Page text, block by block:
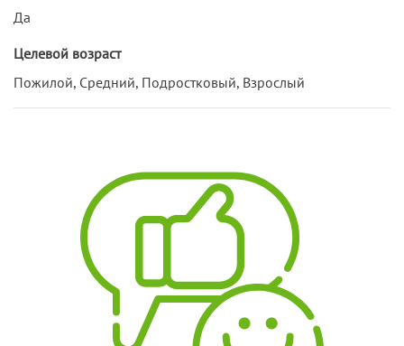
Да
Целевой возраст
Пожилой, Средний, Подростковый, Взрослый